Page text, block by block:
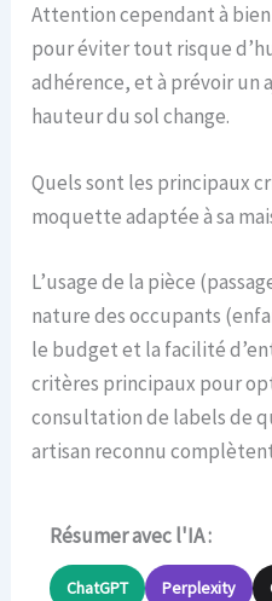
Attention cependant à
pour éviter tout risque
adhérence, et à prévoir un
hauteur du sol change.
Quels sont les principaux
moquette adaptée à sa
L’usage de la pièce
nature des occupants
le budget et la facilité
critères principaux pour
consultation de labels de
artisan reconnu
Résumer avec l'IA :
ChatGPT Perplexity